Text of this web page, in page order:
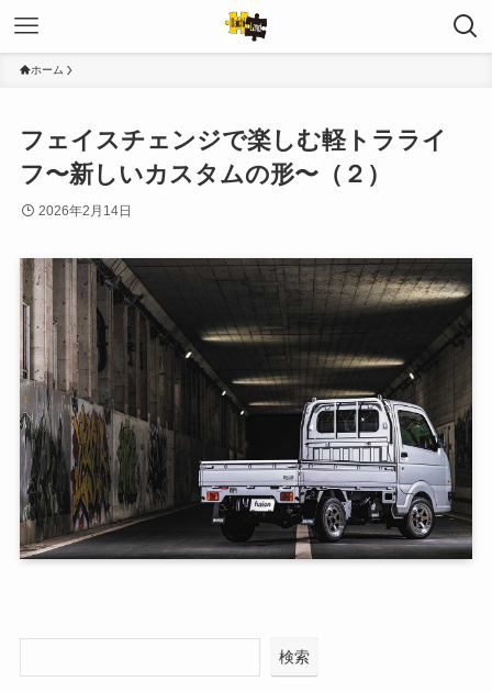
ホーム
フェイスチェンジで楽しむ軽トラライ
フ〜新しいカスタムの形〜（２）
2026年2月14日
検索